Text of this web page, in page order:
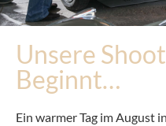
Unsere
Beginnt…
Ein warmer Tag im August